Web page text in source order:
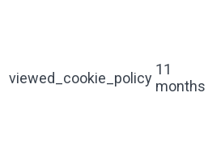
viewed_cookie_policy
11
months